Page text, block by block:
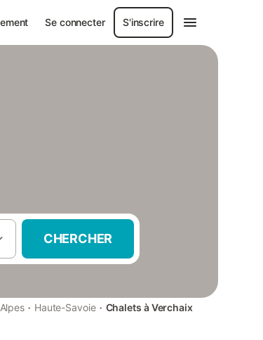
Se connecter S'inscrire
CHERCHER
· Haute-Savoie · Chalets à Verchaix